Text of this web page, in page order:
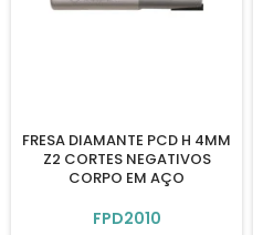
FRESA DIAMANTE PCD H 4MM
Z2 CORTES NEGATIVOS
CORPO EM AÇO
FPD2010